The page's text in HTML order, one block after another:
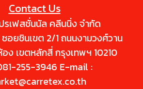
Contact Us
รเฟสชั่นนัล คลีนนิ่ง จำกัด
อยชินเขต 2/1 ถนนงามวงศ์วาน
ง เขตหลักสี่ กรุงเทพฯ 10210
255-3946 E-mail :